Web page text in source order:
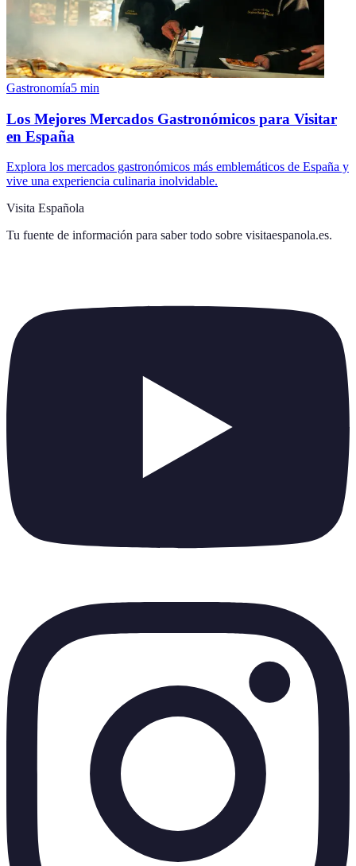
Gastronomía5 min
Los Mejores Mercados Gastronómicos para Visitar
en España
Explora los mercados gastronómicos más emblemáticos de España y
vive una experiencia culinaria inolvidable.
Visita Española
Tu fuente de información para saber todo sobre visitaespanola.es.